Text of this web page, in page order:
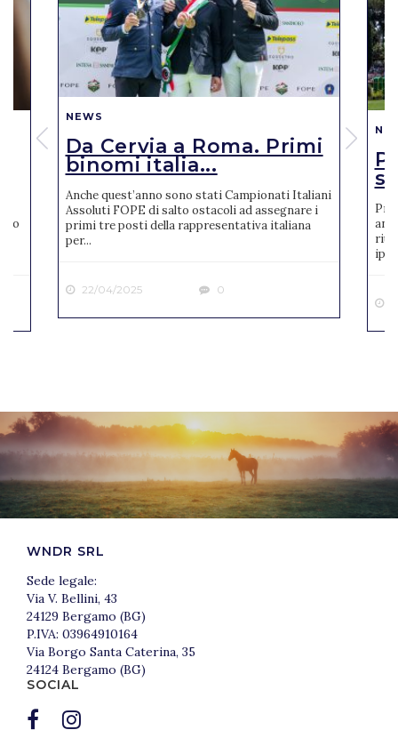
NEWS
Da Cervia a Roma. Primi
binomi italia...
Anche quest’anno sono stati Campionati Italiani
Assoluti FOPE di salto ostacoli ad assegnare i
primi tre posti della rappresentativa italiana
per...
22/04/2025 0
WNDR SRL
Sede legale:
Via V. Bellini, 43
24129 Bergamo (BG)
P.IVA: 03964910164
Via Borgo Santa Caterina, 35
24124 Bergamo (BG)
SOCIAL